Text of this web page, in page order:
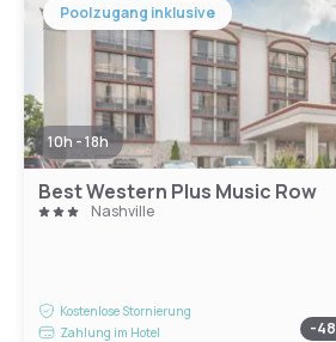
Poolzugang inklusive
10h - 18h
Best Western Plus Music Row
Nashville
Kostenlose Stornierung
Zahlung im Hotel
-48